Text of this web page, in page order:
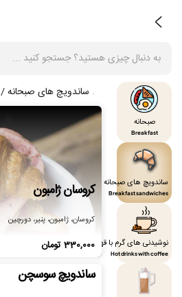
صبحانه
Breakfast
ساندویچ های صبحانه
Breakfast sandwiches
نوشیدنی های گرم با قهوه
Hot drinks with coffee
ساندویچ های صبحانه / Breakfast sandwiches
کروسان ژامبون
کروسان، ژامبون، پنیر، دورچین
330,000تومان
ساندویچ سوسچن